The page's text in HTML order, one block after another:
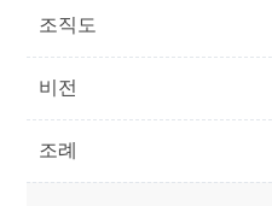
조직도
비전
조례